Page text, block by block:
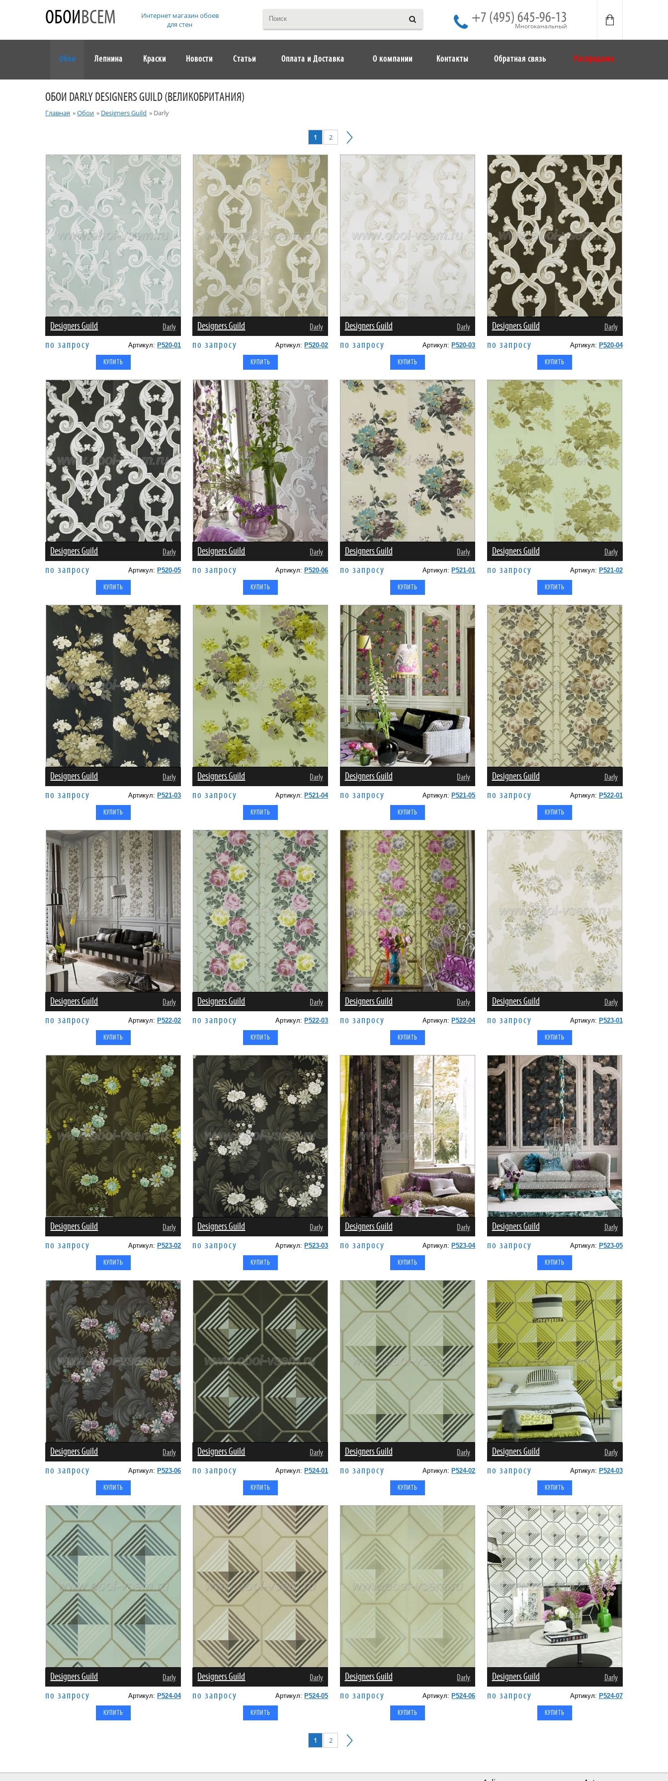
ОБОИВСЕМ
Интернет магазин обоев
для стен
+7 (495) 645-96-13
Многоканальный
Обои Лепнина Краски Новости Статьи Оплата и Доставка О компании Контакты Обратная связь Распродажа
ОБОИ DARLY DESIGNERS GUILD (ВЕЛИКОБРИТАНИЯ)
Главная »Обои » Designers Guild » Darly
1 2
Designers Guild Darly
по запросу Артикул: P520-01
Designers Guild Darly
по запросу Артикул: P520-02
Designers Guild Darly
по запросу Артикул: P520-03
Designers Guild Darly
по запросу Артикул: P520-04
Designers Guild Darly
по запросу Артикул: P520-05
Designers Guild Darly
по запросу Артикул: P520-06
Designers Guild Darly
по запросу Артикул: P521-01
Designers Guild Darly
по запросу Артикул: P521-02
Designers Guild Darly
по запросу Артикул: P521-03
Designers Guild Darly
по запросу Артикул: P521-04
Designers Guild Darly
по запросу Артикул: P521-05
Designers Guild Darly
по запросу Артикул: P522-01
Designers Guild Darly
по запросу Артикул: P522-02
Designers Guild Darly
по запросу Артикул: P522-03
Designers Guild Darly
по запросу Артикул: P522-04
Designers Guild Darly
по запросу Артикул: P523-01
Designers Guild Darly
по запросу Артикул: P523-02
Designers Guild Darly
по запросу Артикул: P523-03
Designers Guild Darly
по запросу Артикул: P523-04
Designers Guild Darly
по запросу Артикул: P523-05
Designers Guild Darly
по запросу Артикул: P523-06
Designers Guild Darly
по запросу Артикул: P524-01
Designers Guild Darly
по запросу Артикул: P524-02
Designers Guild Darly
по запросу Артикул: P524-03
Designers Guild Darly
по запросу Артикул: P524-04
Designers Guild Darly
по запросу Артикул: P524-05
Designers Guild Darly
по запросу Артикул: P524-06
Designers Guild Darly
по запросу Артикул: P524-07
1 2